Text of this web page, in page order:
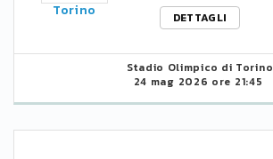
Torino
DETTAGLI
Stadio Olimpico di Torino
24 mag 2026 ore 21:45